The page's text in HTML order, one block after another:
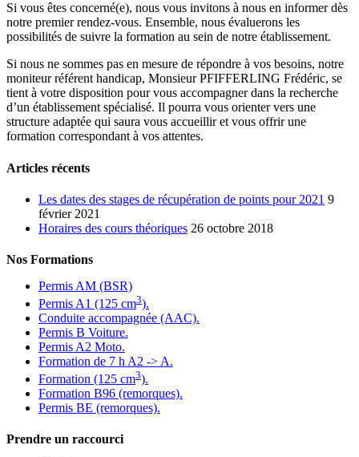
Si vous êtes concerné(e), nous vous invitons à nous en informer dès
notre premier rendez-vous. Ensemble, nous évaluerons les
possibilités de suivre la formation au sein de notre établissement.
Si nous ne sommes pas en mesure de répondre à vos besoins, notre
moniteur référent handicap, Monsieur PFIFFERLING Frédéric, se
tient à votre disposition pour vous accompagner dans la recherche
d’un établissement spécialisé. Il pourra vous orienter vers une
structure adaptée qui saura vous accueillir et vous offrir une
formation correspondant à vos attentes.
Articles récents
Les dates des stages de récupération de points pour 2021 9
février 2021
Horaires des cours théoriques 26 octobre 2018
Nos Formations
Permis AM (BSR)
Permis A1 (125 cm3).
Conduite accompagnée (AAC).
Permis B Voiture.
Permis A2 Moto.
Formation de 7 h A2 -> A.
Formation (125 cm3).
Formation B96 (remorques).
Permis BE (remorques).
Prendre un raccourci